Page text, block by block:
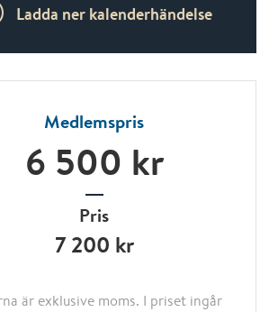
Ladda ner kalenderhändelse
Medlemspris
6 500 kr
Pris
7 200 kr
är exklusive moms. I priset ingår